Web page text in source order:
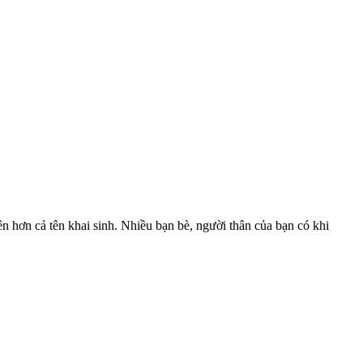
cả tên khai sinh. Nhiều bạn bè, người thân của bạn có khi